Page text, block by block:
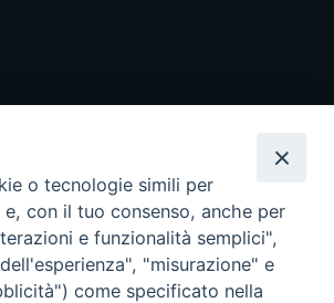
o tecnologie simili per
con il tuo consenso, anche per
e funzionalità semplici",
"misurazione" e
come specificato nella